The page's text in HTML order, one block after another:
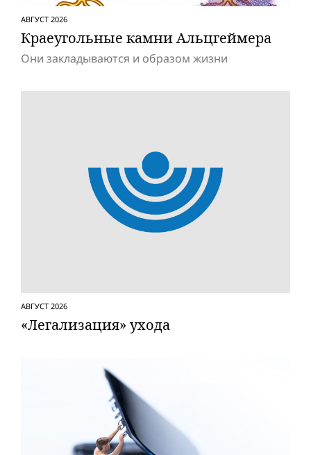
АВГУСТ 2026
Краеугольные камни Альцгеймера
Они закладываются и образом жизни
АВГУСТ 2026
«Легализация» ухода